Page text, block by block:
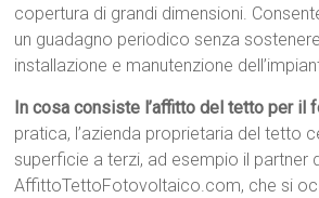
copertura di grandi dimensioni.
un guadagno periodico senza
installazione e manutenzione
In cosa consiste l’affitto del tetto per il
pratica, l’azienda proprietaria del tetto
superficie a terzi, ad esempio il partner
AffittoTettoFotovoltaico.com, che si